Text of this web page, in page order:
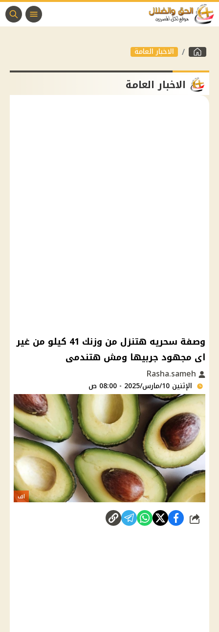
الاخبار العامة
الاخبار العامة
وصفة سحريه هتنزل من وزنك 41 كيلو من غير
اى مجهود جربيها ومش هتندمى
الإثنين 10/مارس/2025 - 08:00 ص
اف
شارك